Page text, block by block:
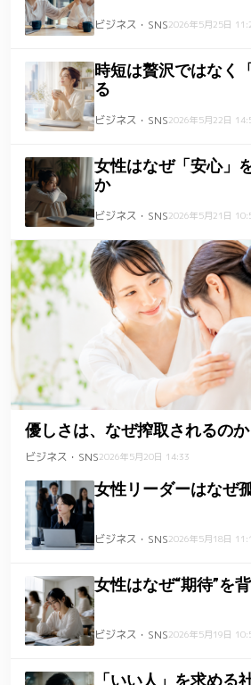
ビジネス・SNS2026年5月25日
時短は贅沢ではなく
る
ビジネス・SNS2026年5月22日
女性はなぜ「安心」
か
ビジネス・SNS2026年5月21日
優しさは、なぜ搾取されるのか
ビジネス・SNS2026年5月20日 14:33
女性リーダーはなぜ
ビジネス・SNS2026年5月18日
女性はなぜ“期待”を
ビジネス・SNS2026年5月19日
「いい人」を求める